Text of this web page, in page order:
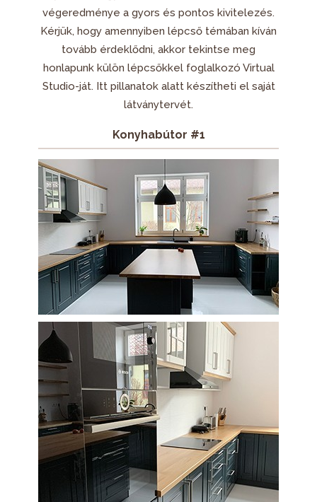
végeredménye a gyors és pontos kivitelezés.
Kérjük, hogy amennyiben lépcső témában kíván
tovább érdeklődni, akkor tekintse meg
honlapunk külön lépcsőkkel foglalkozó Virtual
Studio-ját. Itt pillanatok alatt készítheti el saját
látványtervét.
Konyhabútor #1